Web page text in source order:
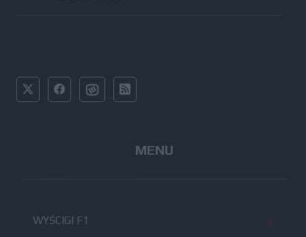
MENU
WYŚCIGI F1